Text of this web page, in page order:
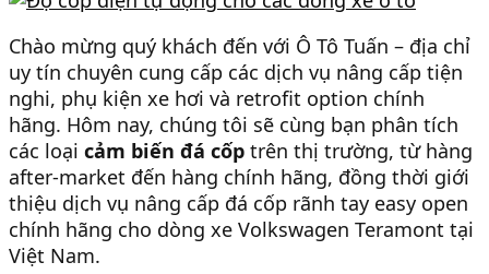
Chào mừng quý khách đến với Ô Tô Tuấn – địa chỉ
uy tín chuyên cung cấp các dịch vụ nâng cấp tiện
nghi, phụ kiện xe hơi và retrofit option chính
hãng. Hôm nay, chúng tôi sẽ cùng bạn phân tích
các loại cảm biến đá cốp trên thị trường, từ hàng
after-market đến hàng chính hãng, đồng thời giới
thiệu dịch vụ nâng cấp đá cốp rãnh tay easy open
chính hãng cho dòng xe Volkswagen Teramont tại
Việt Nam.